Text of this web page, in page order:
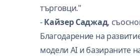
търговци."
-Кайзер Саджад,
Благодарение на
модели AI и базираните